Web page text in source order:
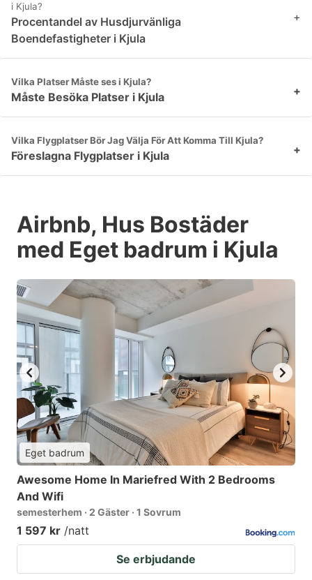
i Kjula?
Procentandel av Husdjurvänliga
Boendefastigheter i Kjula
+
Vilka Platser Måste ses i Kjula?
Måste Besöka Platser i Kjula +
Vilka Flygplatser Bör Jag Välja För Att Komma Till Kjula?
Föreslagna Flygplatser i Kjula +
Airbnb, Hus Bostäder
med Eget badrum i Kjula
Eget badrum
Awesome Home In Mariefred With 2 Bedrooms
And Wifi
semesterhem · 2 Gäster · 1 Sovrum
1 597 kr /natt
Se erbjudande